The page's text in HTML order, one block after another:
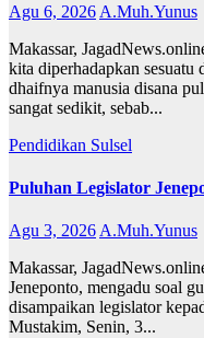
Agu 6, 2026 A.Muh.Yunus
Makassar,
kita diperhadapkan sesuatu
dhaifnya manusia disana
sangat sedikit, sebab...
Pendidikan Sulsel
Puluhan Legislator
Agu 3, 2026A.Muh.Yunus
Makassar,
Jeneponto, mengadu soal
disampaikan legislator
Mustakim, Senin, 3...